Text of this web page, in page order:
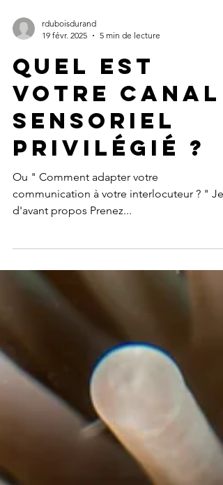
19 févr. 2025
5 min de lecture
Quel est
votre canal
sensoriel
privilégié ?
Ou " Comment adapter votre
communication à votre interlocuteur ? " Jeu